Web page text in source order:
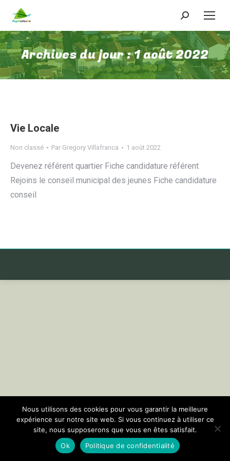
Recherche
:
Archives du jour :1 août 2022
Vie Locale
Non classé Par Gregory Villafranca 1 août 2022
Devenez référent quartier Fiche candidature référent
Rejoins le conseil municipal des jeunes Fiche candidature
conseil
Nous utilisons des cookies pour vous garantir la meilleure
expérience sur notre site web. Si vous continuez à utiliser ce
site, nous supposerons que vous en êtes satisfait.
Ok
Politique de confidentialité